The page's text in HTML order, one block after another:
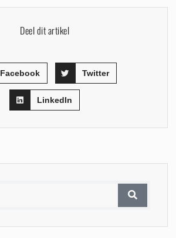
Deel dit artikel
Facebook Twitter
LinkedIn